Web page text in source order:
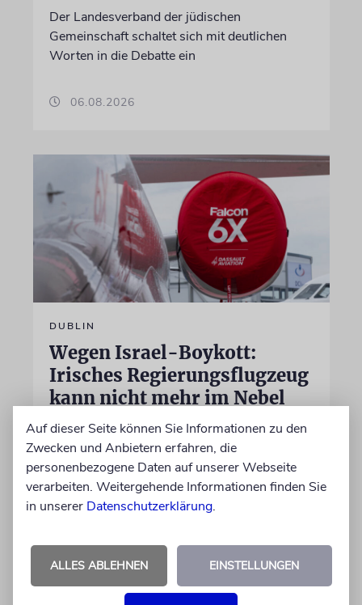
Der Landesverband der jüdischen
Gemeinschaft schaltet sich mit deutlichen
Worten in die Debatte ein
06.08.2026
DUBLIN
Wegen Israel-Boykott:
Irisches Regierungsflugzeug
kann nicht mehr im Nebel
landen
Beim Kauf der Maschine wurde bewusst auf
das System »FalconEye« verzichtet, weil der
israelische Rüstungskonzern Elbit Systems an
dem Produkt beteiligt ist
Auf dieser Seite können Sie Informationen zu den
Zwecken und Anbietern erfahren, die
personenbezogene Daten auf unserer Webseite
verarbeiten. Weitergehende Informationen finden Sie
in unserer Datenschutzerklärung.
ALLES ABLEHNEN EINSTELLUNGEN